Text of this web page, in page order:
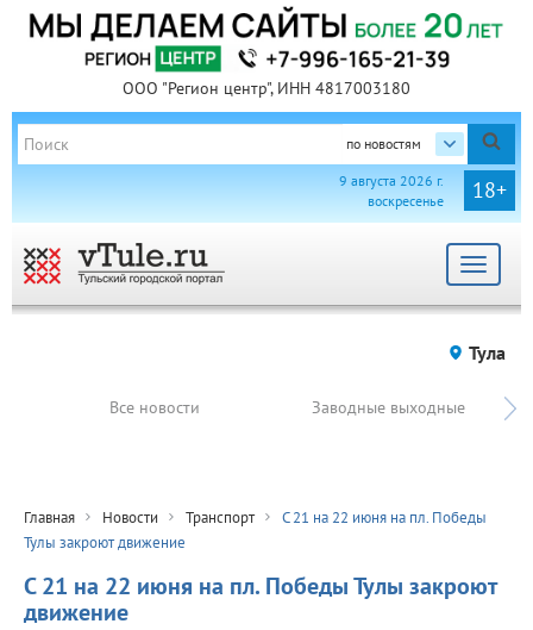
ООО "Регион центр", ИНН 4817003180
по новостям
18+
9 августа 2026 г.
воскресенье
Toggle
Тула
Все новости Заводные выходные
Главная Новости Транспорт
С 21 на 22 июня на пл. Победы
Тулы закроют движение
С 21 на 22 июня на пл. Победы Тулы закроют
движение